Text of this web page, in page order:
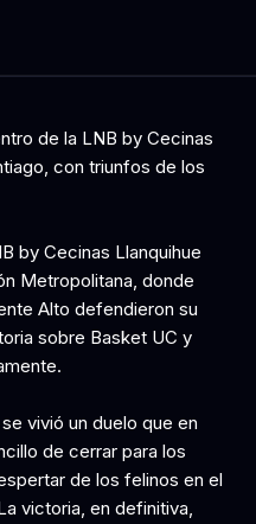
de la LNB by Cecinas
con triunfos de los
by Cecinas Llanquihue
Metropolitana, donde
Alto defendieron su
sobre Basket UC y
vivió un duelo que en
de cerrar para los
de los felinos en el
victoria, en definitiva,